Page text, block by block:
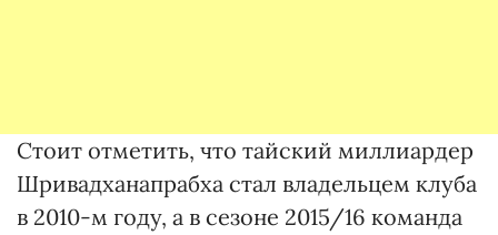
Стоит отметить, что тайский миллиардер
Шривадханапрабха стал владельцем клуба
в 2010-м году, а в сезоне 2015/16 команда